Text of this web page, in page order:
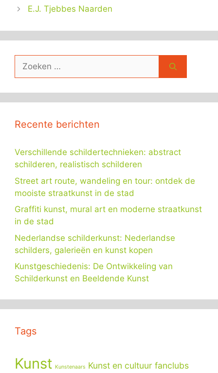
E.J. Tjebbes Naarden
Zoek
Recente berichten
Verschillende schildertechnieken: abstract
schilderen, realistisch schilderen
Street art route, wandeling en tour: ontdek de
mooiste straatkunst in de stad
Graffiti kunst, mural art en moderne straatkunst
in de stad
Nederlandse schilderkunst: Nederlandse
schilders, galerieën en kunst kopen
Kunstgeschiedenis: De Ontwikkeling van
Schilderkunst en Beeldende Kunst
Tags
Kunst Kunstenaars Kunst en cultuur fanclubs